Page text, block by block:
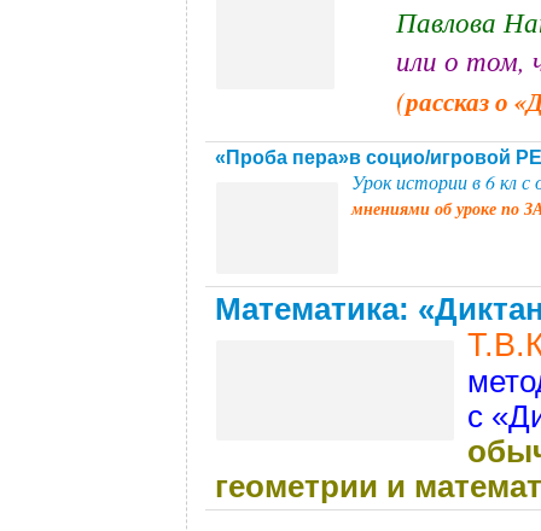
Павлова
или о том,
(рассказ о
«Проба пера»в социо/игровой
Урок истории в 6 кл с
мнениями об уроке
Математика:
с
геометрии и